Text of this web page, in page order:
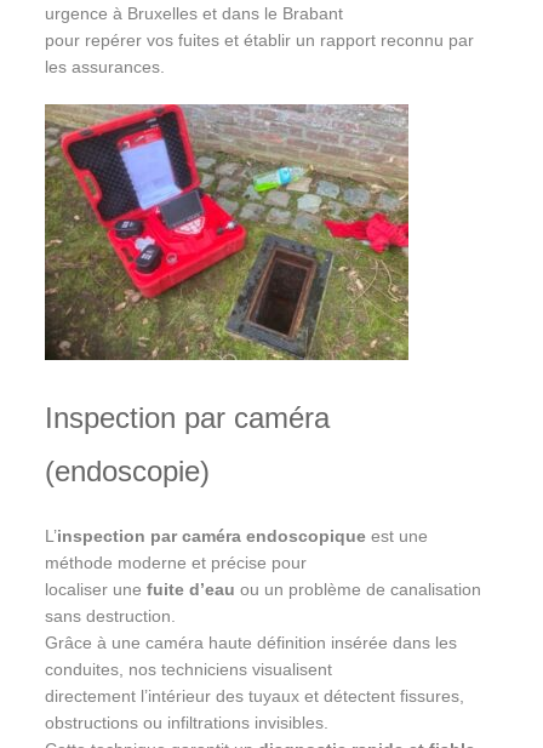
urgence à Bruxelles et dans le Brabant
pour repérer vos fuites et établir un rapport reconnu par
les assurances.
Inspection par caméra
(endoscopie)
L’inspection par caméra endoscopique est une
méthode moderne et précise pour
localiser unefuite d’eau ou un problème de canalisation
sans destruction.
Grâce à une caméra haute définition insérée dans les
conduites, nos techniciens visualisent
directement l’intérieur des tuyaux et détectent fissures,
obstructions ou infiltrations invisibles.